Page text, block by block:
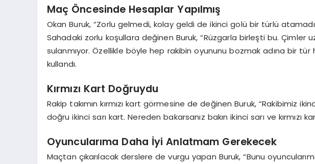
Maç Öncesinde Hesaplar Yapılmış
Okan Buruk, “Zorlu gelmedi, kolay geldi de ikinci golü bir türlü
Sahadaki zorlu koşullara değinen Buruk, “Rüzgarla birleşti bu. Çimler
sulanmıyor. Özellikle böyle hep rakibin oyununu bozmak adına bir tür
kullandı.
Kırmızı Kart Doğruydu
Rakip takımın kırmızı kart görmesine de değinen Buruk, “Rakibimiz
doğru ikinci sarı kart. Nereden bakarsanız bakın ikinci sarı ve kırmızı
Oyuncularıma Daha İyi Anlatmam Gerekecek
Maçtan çıkarılacak derslere de vurgu yapan Buruk, “Bunu